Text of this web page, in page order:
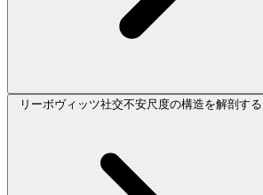
リーボヴィッツ社交不安尺度の構造を解剖する